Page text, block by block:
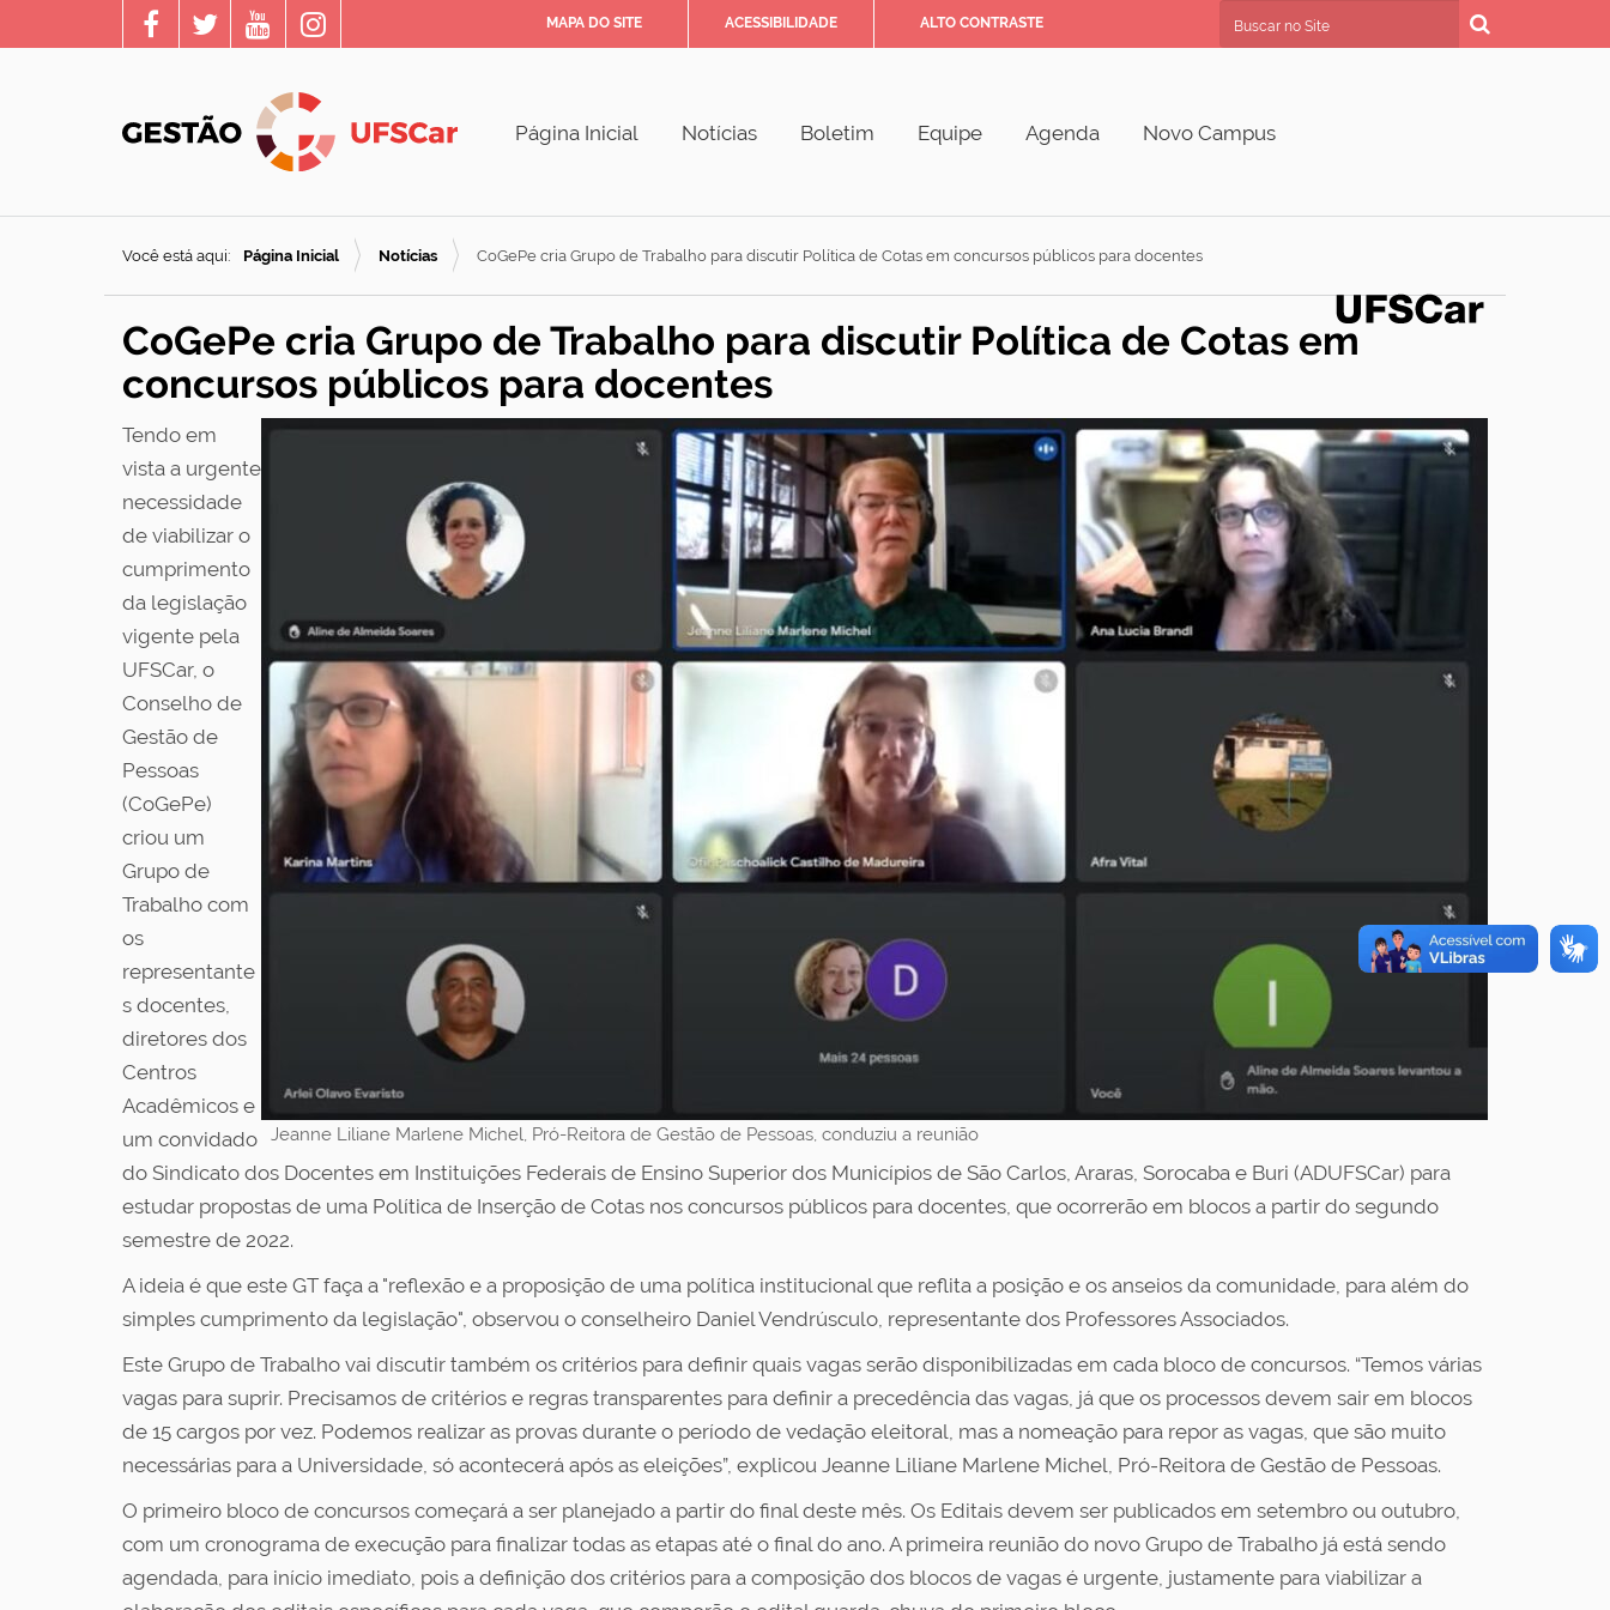
MAPA DO SITE ACESSIBILIDADE ALTO CONTRASTE Busca Avançada…
Página Inicial Notícias Boletim Equipe Agenda Novo Campus
Você está aqui: Página Inicial Notícias CoGePe cria Grupo de Trabalho para discutir Política de Cotas em concursos públicos para docentes
CoGePe cria Grupo de Trabalho para discutir Política de Cotas em
concursos públicos para docentes
Jeanne Liliane Marlene Michel, Pró-Reitora de Gestão de Pessoas, conduziu a reunião
Tendo em
vista a urgente
necessidade
de viabilizar o
cumprimento
da legislação
vigente pela
UFSCar, o
Conselho de
Gestão de
Pessoas
(CoGePe)
criou um
Grupo de
Trabalho com
os
representante
s docentes,
diretores dos
Centros
Acadêmicos e
um convidado
do Sindicato dos Docentes em Instituições Federais de Ensino Superior dos Municípios de São Carlos, Araras, Sorocaba e Buri (ADUFSCar) para
estudar propostas de uma Política de Inserção de Cotas nos concursos públicos para docentes, que ocorrerão em blocos a partir do segundo
semestre de 2022.
A ideia é que este GT faça a "reflexão e a proposição de uma política institucional que reflita a posição e os anseios da comunidade, para além do
simples cumprimento da legislação", observou o conselheiro Daniel Vendrúsculo, representante dos Professores Associados.
Este Grupo de Trabalho vai discutir também os critérios para definir quais vagas serão disponibilizadas em cada bloco de concursos. “Temos várias
vagas para suprir. Precisamos de critérios e regras transparentes para definir a precedência das vagas, já que os processos devem sair em blocos
de 15 cargos por vez. Podemos realizar as provas durante o período de vedação eleitoral, mas a nomeação para repor as vagas, que são muito
necessárias para a Universidade, só acontecerá após as eleições”, explicou Jeanne Liliane Marlene Michel, Pró-Reitora de Gestão de Pessoas.
O primeiro bloco de concursos começará a ser planejado a partir do final deste mês. Os Editais devem ser publicados em setembro ou outubro,
com um cronograma de execução para finalizar todas as etapas até o final do ano. A primeira reunião do novo Grupo de Trabalho já está sendo
agendada, para início imediato, pois a definição dos critérios para a composição dos blocos de vagas é urgente, justamente para viabilizar a